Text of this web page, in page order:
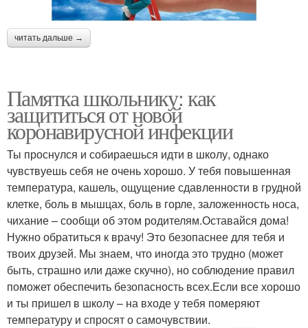
читать дальше →
Памятка школьнику: как
защититься от новой
коронавирусной инфекции
Ты проснулся и собираешься идти в школу, однако
чувствуешь себя не очень хорошо. У тебя повышенная
температура, кашель, ощущение сдавленности в грудной
клетке, боль в мышцах, боль в горле, заложенность носа,
чихание – сообщи об этом родителям.Оставайся дома!
Нужно обратиться к врачу! Это безопаснее для тебя и
твоих друзей. Мы знаем, что иногда это трудно (может
быть, страшно или даже скучно), но соблюдение правил
поможет обеспечить безопасность всех.Если все хорошо
и ты пришел в школу – на входе у тебя померяют
температуру и спросят о самочувствии.